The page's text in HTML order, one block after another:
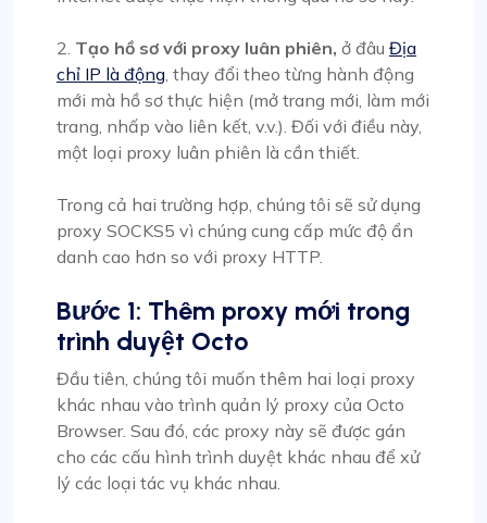
2. Tạo hồ sơ với proxy luân phiên, ở đâu Địa
chỉ IP là động, thay đổi theo từng hành động
mới mà hồ sơ thực hiện (mở trang mới, làm mới
trang, nhấp vào liên kết, v.v.). Đối với điều này,
một loại proxy luân phiên là cần thiết.
Trong cả hai trường hợp, chúng tôi sẽ sử dụng
proxy SOCKS5 vì chúng cung cấp mức độ ẩn
danh cao hơn so với proxy HTTP.
Bước 1: Thêm proxy mới trong
trình duyệt Octo
Đầu tiên, chúng tôi muốn thêm hai loại proxy
khác nhau vào trình quản lý proxy của Octo
Browser. Sau đó, các proxy này sẽ được gán
cho các cấu hình trình duyệt khác nhau để xử
lý các loại tác vụ khác nhau.